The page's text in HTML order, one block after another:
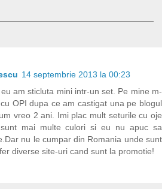
14 septembrie 2013 la 00:23
am sticluta mini intr-un set. Pe mine m-
OPI dupa ce am castigat una pe blogul
vreo 2 ani. Imi plac mult seturile cu oje
mai multe culori si eu nu apuc sa
nu le cumpar din Romania unde sunt
diverse site-uri cand sunt la promotie!